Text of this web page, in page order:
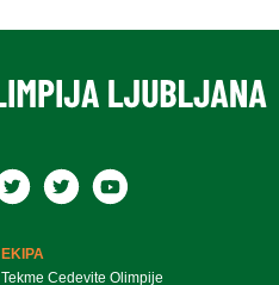
EKIPA
Tekme Cedevite Olimpije